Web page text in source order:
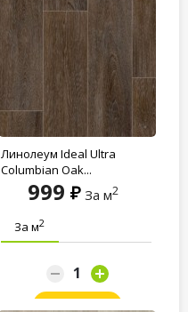
Линолеум Ideal Ultra
Columbian Oak...
999 За м2
За м2
Заказать